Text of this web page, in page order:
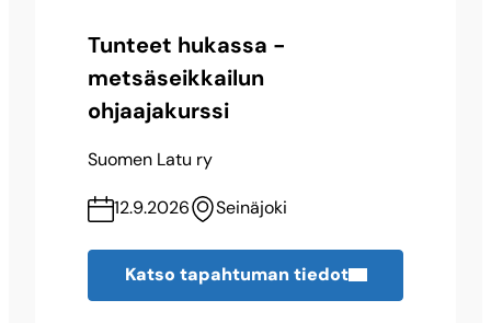
Tunteet hukassa -
metsäseikkailun
ohjaajakurssi
Suomen Latu ry
12.9.2026 Seinäjoki
Katso tapahtuman tiedot